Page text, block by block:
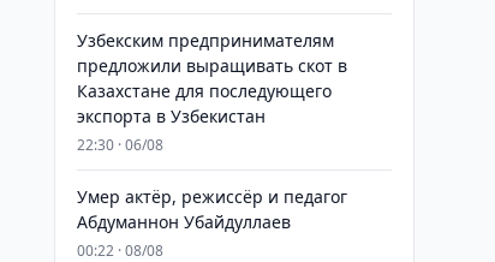
Узбекским предпринимателям
предложили выращивать скот в
Казахстане для последующего
экспорта в Узбекистан
22:30 · 06/08
Умер актёр, режиссёр и педагог
Абдуманнон Убайдуллаев
00:22 · 08/08